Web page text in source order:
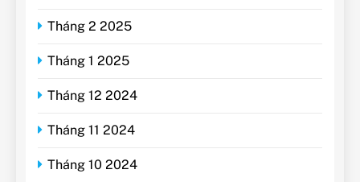
Tháng 2 2025
Tháng 1 2025
Tháng 12 2024
Tháng 11 2024
Tháng 10 2024